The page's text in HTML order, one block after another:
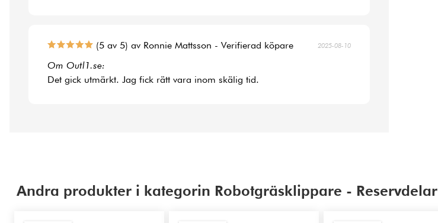
(5 av 5) av Ronnie Mattsson - Verifierad köpare 2025-08-10
Om Outl1.se:
Det gick utmärkt. Jag fick rätt vara inom skälig tid.
Andra produkter i kategorin Robotgräsklippare - Reservdelar